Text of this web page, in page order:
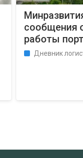
сообщения
работы
Дневник